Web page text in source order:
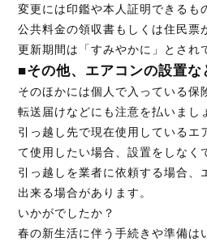
変更には印鑑や本人証明できるも
公共料金の領収書もしくは住民票
更新期間は「すみやかに」とされ
■その他、エアコンの設置な
そのほかには個人で入っている保
転送届けなどにも注意を払いまし
引っ越し先で現在使用しているエ
て使用したい場合、設置をしなく
引っ越しを業者に依頼する場合、
出来る場合があります。
いかがでしたか？
春の新生活に伴う手続きや準備は